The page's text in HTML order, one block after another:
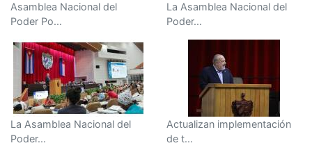
Asamblea Nacional del
Poder Po...
La Asamblea Nacional del
Poder...
La Asamblea Nacional del
Poder...
Actualizan implementación
de t...